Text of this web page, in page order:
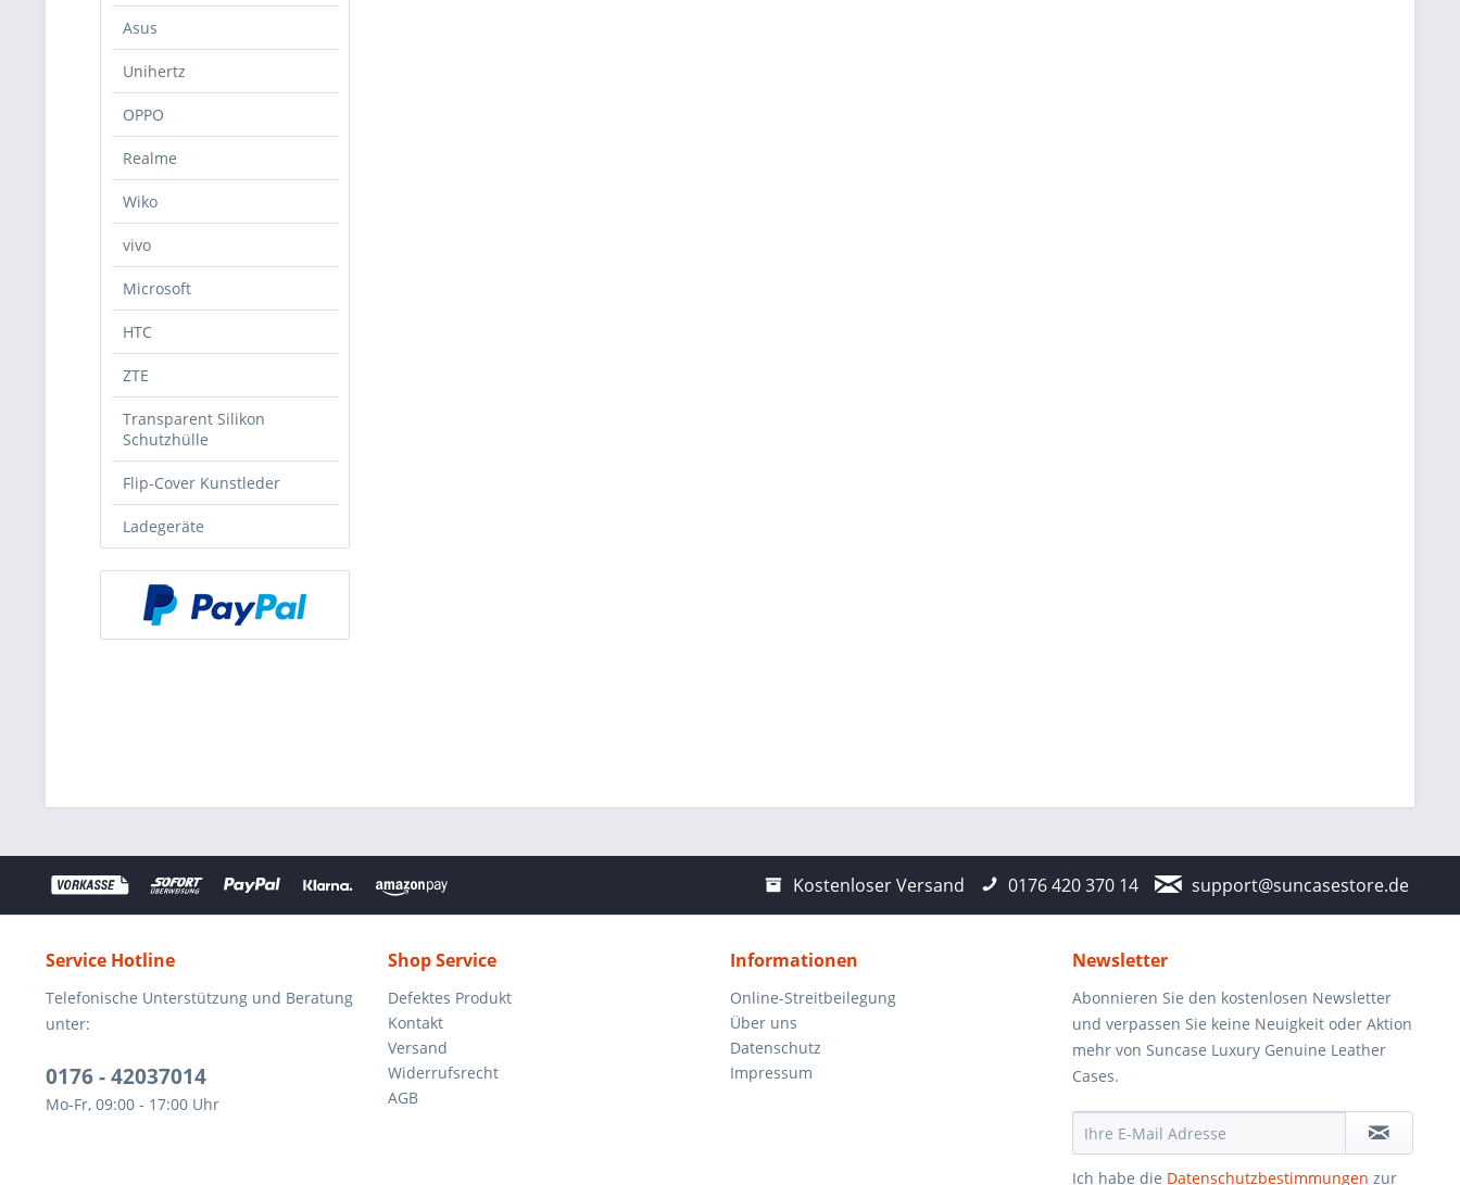
Asus
Unihertz
OPPO
Realme
Wiko
vivo
Microsoft
HTC
ZTE
Transparent Silikon
Schutzhülle
Flip-Cover Kunstleder
Ladegeräte
Kostenloser Versand 0176 420 370 14 support@suncasestore.de
Service Hotline
Telefonische Unterstützung und Beratung
unter:
0176 - 42037014
Mo-Fr, 09:00 - 17:00 Uhr
Shop Service
Defektes Produkt
Kontakt
Versand
Widerrufsrecht
AGB
Informationen
Online-Streitbeilegung
Über uns
Datenschutz
Impressum
Newsletter
Abonnieren Sie den kostenlosen Newsletter
und verpassen Sie keine Neuigkeit oder Aktion
mehr von Suncase Luxury Genuine Leather
Cases.
Ich habe die Datenschutzbestimmungen zur